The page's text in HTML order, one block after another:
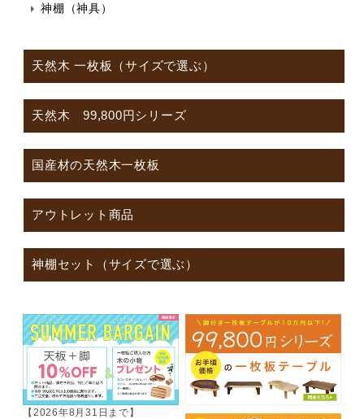
神棚（神具）
天然木 一枚板（サイズで選ぶ）
天然木 99,800円シリーズ
国産材の天然木一枚板
アウトレット商品
神棚セット（サイズで選ぶ）
【2026年8月31日まで】